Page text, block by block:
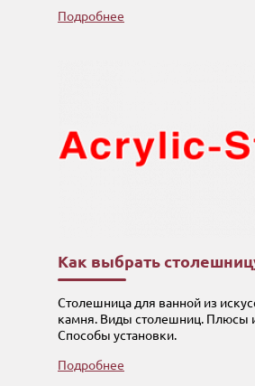
Подробнее
Как выбрать
Столешница для ванной из
камня. Виды столешниц. Плюсы
Способы установки.
Подробнее